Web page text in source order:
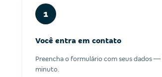
1
Você entra em contato
Preencha o formulário com seus dados —
minuto.